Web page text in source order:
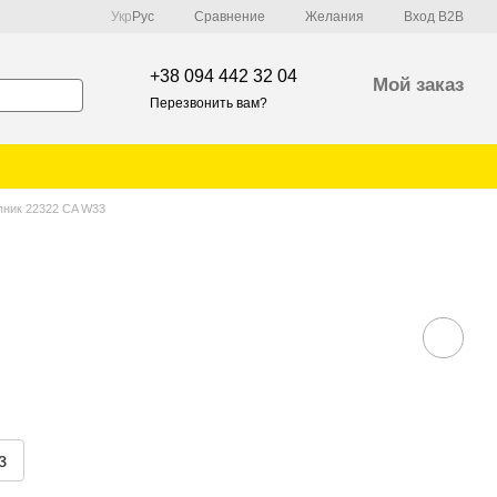
Укр Рус Сравнение Желания Вход B2B
+38 094 442 32 04
Перезвонить вам?
Мой заказ
22322 CA W33